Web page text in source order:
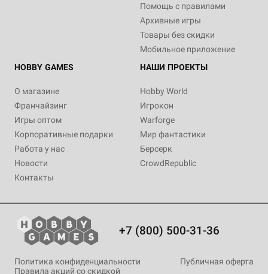
Помощь с правилами
Архивные игры
Товары без скидки
Мобильное приложение
HOBBY GAMES
О магазине
Франчайзинг
Игры оптом
Корпоративные подарки
Работа у нас
Новости
Контакты
НАШИ ПРОЕКТЫ
Hobby World
Игрокон
Warforge
Мир фантастики
Берсерк
CrowdRepublic
+7 (800) 500-31-36
Политика конфиденциальности
Публичная оферта
Правила акций со скидкой